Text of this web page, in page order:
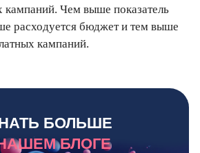
кампаний. Чем выше показатель
расходуется бюджет и тем выше
кампаний.
БОЛЬШЕ
БЛОГЕ